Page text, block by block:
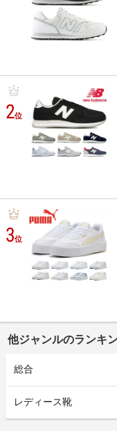
2位
3位
他ジャンルのランキ
総合
レディース靴